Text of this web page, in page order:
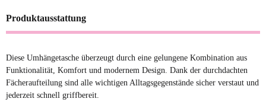
Produktausstattung
Diese Umhängetasche überzeugt durch eine gelungene Kombination aus
Funktionalität, Komfort und modernem Design. Dank der durchdachten
Fächeraufteilung sind alle wichtigen Alltagsgegenstände sicher verstaut und
jederzeit schnell griffbereit.